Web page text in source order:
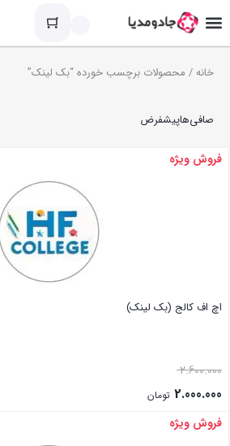
خانه/ محصولات برچسب خورده “بک لینک”
صافی‌هاپیشفرض
فروش ویژه
اچ اف کالج (بک لینک)
2.600.000
2.000.000 تومان
بستن
فروش ویژه